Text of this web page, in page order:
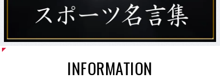
INFORMATION